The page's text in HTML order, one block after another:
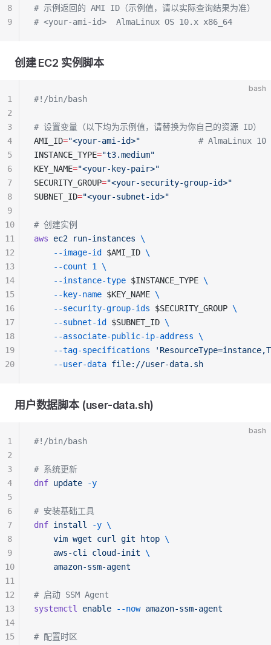
# 示例返回的 AMI ID（示例值，请以实际查询结果为准）
# <your-ami-id>  AlmaLinux OS 10.x x86_64
8
9
创建 EC2 实例脚本
bash
#!/bin/bash
# 设置变量（以下均为示例值，请替换为你自己的资源 ID）
AMI_ID="<your-ami-id>"
# AlmaLinux 10
INSTANCE_TYPE="t3.medium"
KEY_NAME="<your-key-pair>"
SECURITY_GROUP="<your-security-group-id>"
SUBNET_ID="<your-subnet-id>"
# 创建实例
aws ec2 run-instances \
    --image-id
$AMI_ID \
    --count
1
\
    --instance-type
$INSTANCE_TYPE \
    --key-name
$KEY_NAME \
    --security-group-ids
$SECURITY_GROUP \
    --subnet-id
$SUBNET_ID \
    --associate-public-ip-address
\
    --tag-specifications
    --user-data
file://user-data.sh
1
2
3
4
5
6
7
8
9
10
11
12
13
14
15
16
17
18
19
20
用户数据脚本 (user-data.sh)
bash
#!/bin/bash
# 系统更新
dnf update -y
# 安装基础工具
dnf install -y \
    vim
wget curl git htop \
    aws-cli
cloud-init \
    amazon-ssm-agent
# 启动 SSM Agent
systemctl
enable --now amazon-ssm-agent
# 配置时区
1
2
3
4
5
6
7
8
9
10
11
12
13
14
15